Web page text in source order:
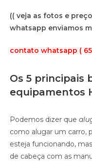
(( veja as fotos e
whatsapp enviamos
contato whatsapp (
Os 5 principais
equipamentos
Podemos dizer que
como alugar um carro,
esteja funcionando,
de cabeça com as